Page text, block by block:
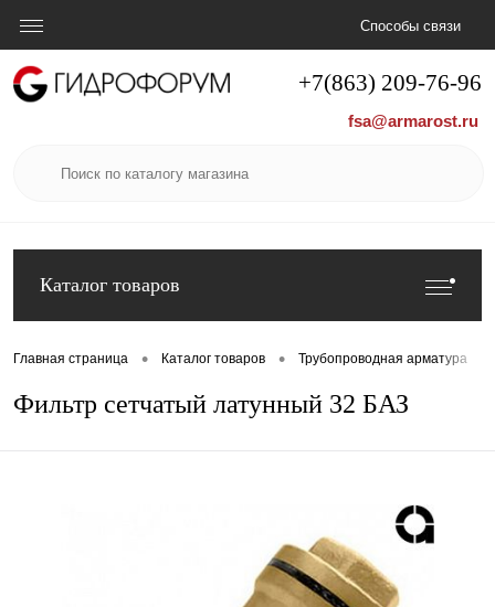
+7(863) 209-76-96
fsa@armarost.ru
Способы связи
Каталог товаров
Главная страница • Каталог товаров • Трубопроводная арматура
Фильтр сетчатый латунный 32 БАЗ